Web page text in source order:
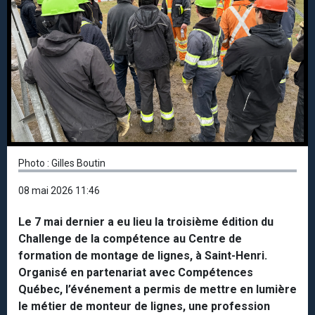
Photo : Gilles Boutin
08 mai 2026 11:46
Le 7 mai dernier a eu lieu la troisième édition du
Challenge de la compétence au Centre de
formation de montage de lignes, à Saint-Henri.
Organisé en partenariat avec Compétences
Québec, l’événement a permis de mettre en lumière
le métier de monteur de lignes, une profession